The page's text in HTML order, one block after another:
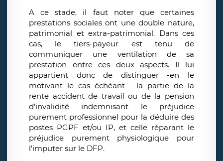
A ce stade, il faut noter que certaines
prestations sociales ont une double nature,
patrimonial et extra-patrimonial. Dans ces
cas, le tiers-payeur est tenu de
communiquer une ventilation de sa
prestation entre ces deux aspects. Il lui
appartient donc de distinguer -en le
motivant le cas échéant - la partie de la
rente accident de travail ou de la pension
d'invalidité indemnisant le préjudice
purement professionnel pour la déduire des
postes PGPF et/ou IP, et celle réparant le
préjudice purement physiologique pour
l'imputer sur le DFP.